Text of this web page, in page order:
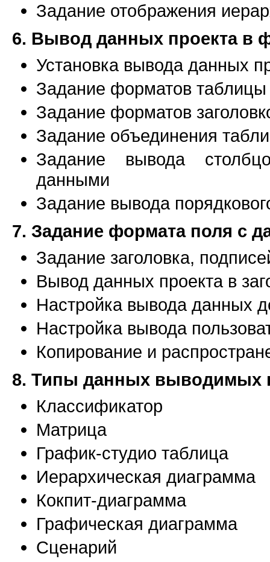
Задание отображения
6. Вывод данных проекта в
Установка вывода данных
Задание форматов таблицы
Задание форматов
Задание объединения
Задание вывода
данными
Задание вывода
7. Задание формата поля с
Задание заголовка,
Вывод данных проекта в
Настройка вывода данных
Настройка вывода
Копирование и
8. Типы данных выводимых
Классификатор
Матрица
График-студио таблица
Иерархическая диаграмма
Кокпит-диаграмма
Графическая диаграмма
Сценарий